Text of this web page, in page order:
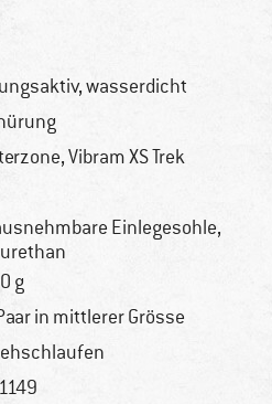
wasserdicht
Vibram XS Trek
Einlegesohle,
g
in mittlerer Grösse